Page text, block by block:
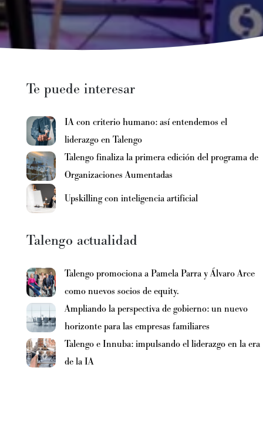
Te puede interesar
IA con criterio humano: así entendemos el
liderazgo en Talengo
Talengo finaliza la primera edición del programa de
Organizaciones Aumentadas
Upskilling con inteligencia artificial
Talengo actualidad
Talengo promociona a Pamela Parra y Álvaro Arce
como nuevos socios de equity.
Ampliando la perspectiva de gobierno: un nuevo
horizonte para las empresas familiares
Talengo e Innuba: impulsando el liderazgo en la era
de la IA